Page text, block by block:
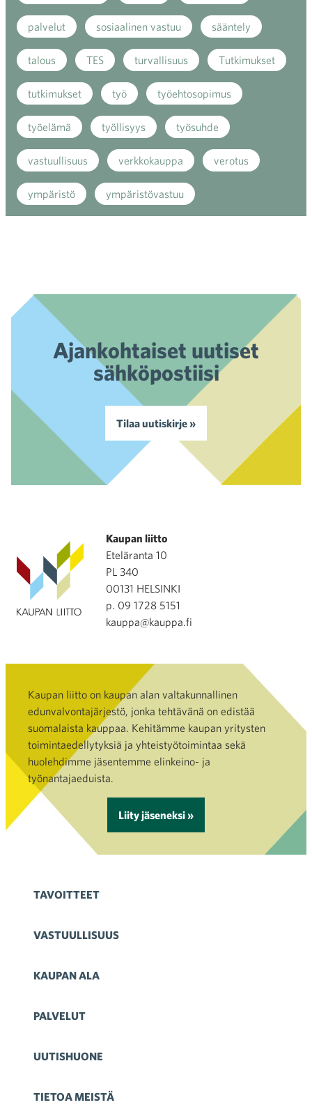
palvelut sosiaalinen vastuu sääntely
talous TES turvallisuus Tutkimukset
tutkimukset työ työehtosopimus
työelämä työllisyys työsuhde
vastuullisuus verkkokauppa verotus
ympäristö ympäristövastuu
Ajankohtaiset uutiset
sähköpostiisi
Tilaa uutiskirje »
Kaupan liitto
Eteläranta 10
PL 340
00131 HELSINKI
p. 09 1728 5151
kauppa@kauppa.fi
Kaupan liitto on kaupan alan valtakunnallinen
edunvalvontajärjestö, jonka tehtävänä on edistää
suomalaista kauppaa. Kehitämme kaupan yritysten
toimintaedellytyksiä ja yhteistyötoimintaa sekä
huolehdimme jäsentemme elinkeino- ja
työnantajaeduista.
Liity jäseneksi »
TAVOITTEET
VASTUULLISUUS
KAUPAN ALA
PALVELUT
UUTISHUONE
TIETOA MEISTÄ